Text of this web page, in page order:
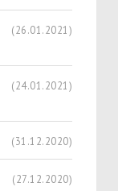
(26.01.2021)
(24.01.2021)
(31.12.2020)
(27.12.2020)